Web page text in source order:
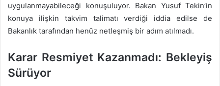
uygulanmayabileceği konuşuluyor. Bakan Yusuf Tekin’in
konuya ilişkin takvim talimatı verdiği iddia edilse de
Bakanlık tarafından henüz netleşmiş bir adım atılmadı.
Karar Resmiyet Kazanmadı: Bekleyiş
Sürüyor